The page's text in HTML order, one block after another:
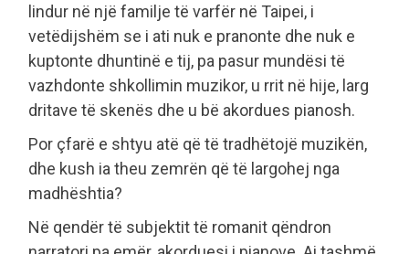
lindur në një familje të varfër në Taipei, i
vetëdijshëm se i ati nuk e pranonte dhe nuk e
kuptonte dhuntinë e tij, pa pasur mundësi të
vazhdonte shkollimin muzikor, u rrit në hije, larg
dritave të skenës dhe u bë akordues pianosh.
Por çfarë e shtyu atë që të tradhëtojë muzikën,
dhe kush ia theu zemrën që të largohej nga
madhështia?
Në qendër të subjektit të romanit qëndron